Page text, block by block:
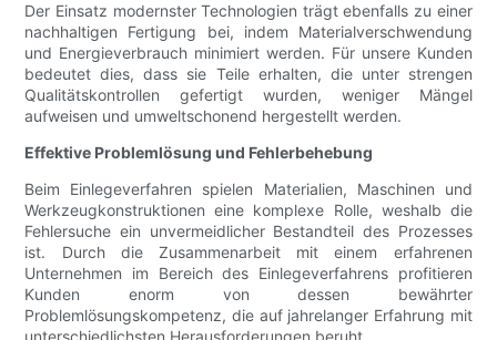
Der Einsatz modernster Technologien trägt ebenfalls zu einer
nachhaltigen Fertigung bei, indem Materialverschwendung
und Energieverbrauch minimiert werden. Für unsere Kunden
bedeutet dies, dass sie Teile erhalten, die unter strengen
Qualitätskontrollen gefertigt wurden, weniger Mängel
aufweisen und umweltschonend hergestellt werden.
Effektive Problemlösung und Fehlerbehebung
Beim Einlegeverfahren spielen Materialien, Maschinen und
Werkzeugkonstruktionen eine komplexe Rolle, weshalb die
Fehlersuche ein unvermeidlicher Bestandteil des Prozesses
ist. Durch die Zusammenarbeit mit einem erfahrenen
Unternehmen im Bereich des Einlegeverfahrens profitieren
Kunden enorm von dessen bewährter
Problemlösungskompetenz, die auf jahrelanger Erfahrung mit